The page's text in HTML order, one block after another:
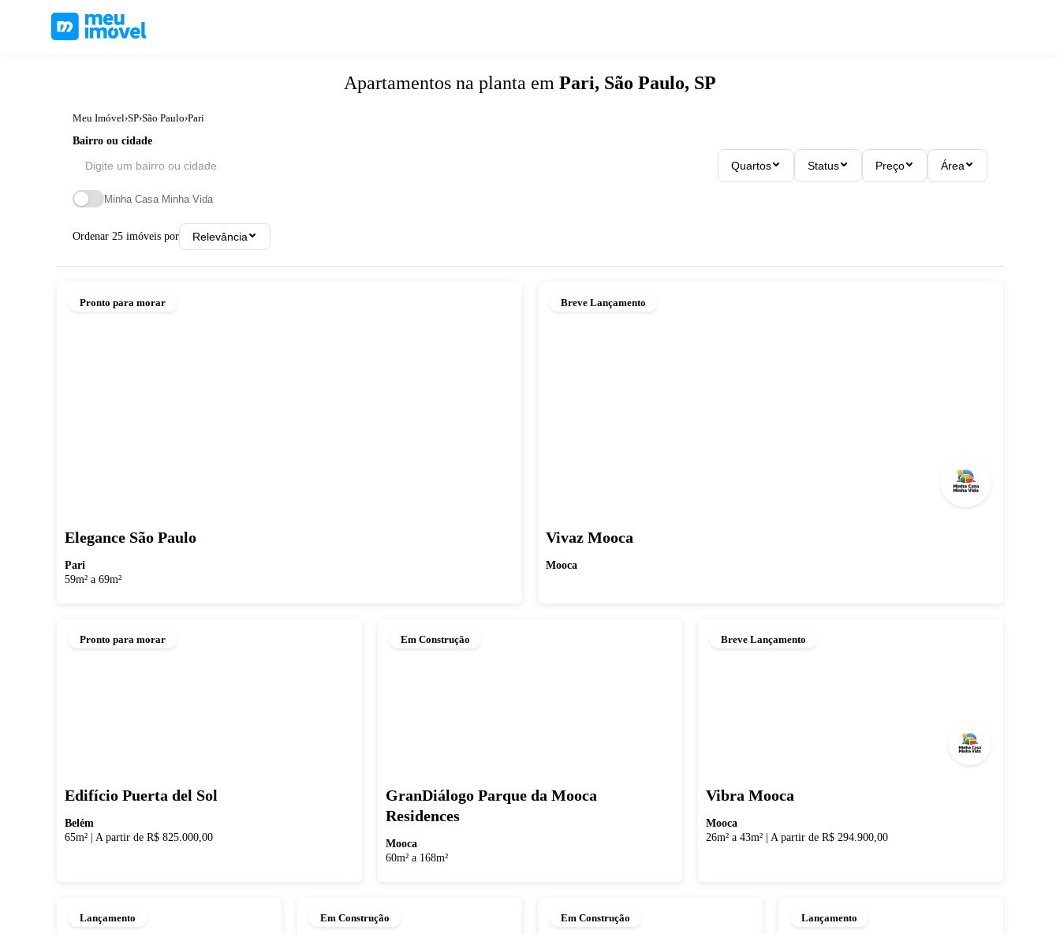
Apartamentos na planta em Pari, São Paulo, SP
Meu Imóvel›SP›São Paulo›Pari
Bairro ou cidade
Quartos Status Preço Área
Minha Casa Minha Vida
Ordenar 25 imóveis por Relevância
Pronto para morar
Elegance São Paulo
Pari
59m² a 69m²
Breve Lançamento
Vivaz Mooca
Mooca
Pronto para morar
Edifício Puerta del Sol
Belém
65m²
A partir de R$ 825.000,00
Em Construção
GranDiálogo Parque da Mooca
Residences
Mooca
60m² a 168m²
Breve Lançamento
Vibra Mooca
Mooca
26m² a 43m² |A partir de R$ 294.900,00
Lançamento Em Construção Em Construção Lançamento